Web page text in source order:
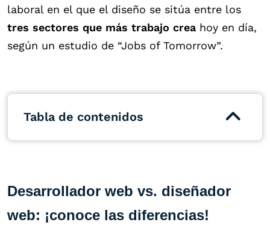
laboral en el que el diseño se sitúa entre los
tres sectores que más trabajo crea hoy en día,
según un estudio de “Jobs of Tomorrow”.
Tabla de contenidos
Desarrollador web vs. diseñador
web: ¡conoce las diferencias!